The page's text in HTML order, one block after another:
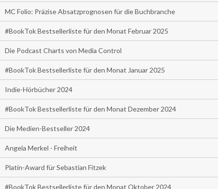
MC Folio: Präzise Absatzprognosen für die Buchbranche
#BookTok Bestsellerliste für den Monat Februar 2025
Die Podcast Charts von Media Control
#BookTok Bestsellerliste für den Monat Januar 2025
Indie-Hörbücher 2024
#BookTok Bestsellerliste für den Monat Dezember 2024
Die Medien-Bestseller 2024
Angela Merkel - Freiheit
Platin-Award für Sebastian Fitzek
#BookTok Bestsellerliste für den Monat Oktober 2024